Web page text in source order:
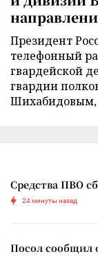
Президент
телефонный
гвардейской
гвардии
Шихабидовым,
Средства ПВО
24 минуты назад
Посол сообщил